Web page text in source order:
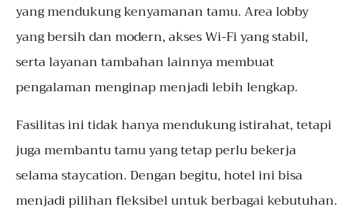
yang mendukung kenyamanan tamu. Area lobby
yang bersih dan modern, akses Wi-Fi yang stabil,
serta layanan tambahan lainnya membuat
pengalaman menginap menjadi lebih lengkap.
Fasilitas ini tidak hanya mendukung istirahat, tetapi
juga membantu tamu yang tetap perlu bekerja
selama staycation. Dengan begitu, hotel ini bisa
menjadi pilihan fleksibel untuk berbagai kebutuhan.